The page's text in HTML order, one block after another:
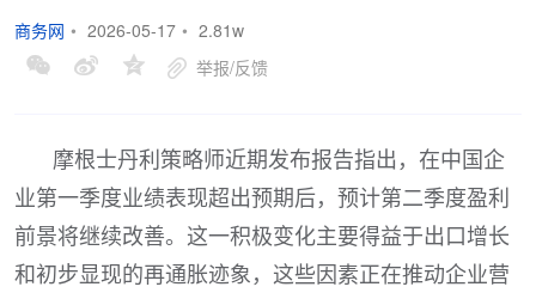
商务网 • 2026-05-17 • 2.81w
举报/反馈
摩根士丹利策略师近期发布报告指出，在中国企
业第一季度业绩表现超出预期后，预计第二季度盈利
前景将继续改善。这一积极变化主要得益于出口增长
和初步显现的再通胀迹象，这些因素正在推动企业营